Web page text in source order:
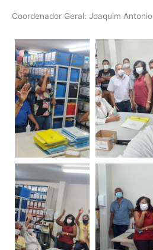
Coordenador Geral: Joaquim Antonio